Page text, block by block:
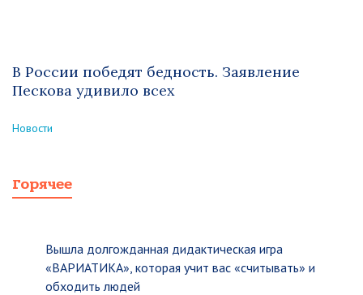
В России победят бедность. Заявление
Пескова удивило всех
Новости
Горячее
Вышла долгожданная дидактическая игра
«ВАРИАТИКА», которая учит вас «считывать» и
обходить людей